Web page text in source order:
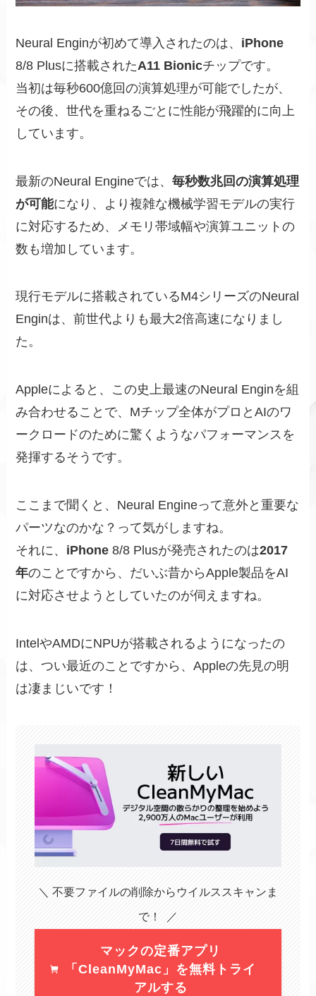
Neural Enginが初めて導入されたのは、 iPhone
8/8 Plusに搭載されたA11 Bionicチップです。
当初は毎秒600億回の演算処理が可能でしたが、
その後、世代を重ねるごとに性能が飛躍的に向上
しています。
最新のNeural Engineでは、毎秒数兆回の演算処理
が可能になり、より複雑な機械学習モデルの実行
に対応するため、メモリ帯域幅や演算ユニットの
数も増加しています。
現行モデルに搭載されているM4シリーズのNeural
Enginは、前世代よりも最大2倍高速になりまし
た。
Appleによると、この史上最速のNeural Enginを組
み合わせることで、Mチップ全体がプロとAIのワ
ークロードのために驚くようなパフォーマンスを
発揮するそうです。
ここまで聞くと、Neural Engineって意外と重要な
パーツなのかな？って気がしますね。
それに、 iPhone 8/8 Plusが発売されたのは2017
年のことですから、だいぶ昔からApple製品をAI
に対応させようとしていたのが伺えますね。
IntelやAMDにNPUが搭載されるようになったの
は、つい最近のことですから、Appleの先見の明
は凄まじいです！
＼ 不要ファイルの削除からウイルススキャンま
で！ ／
マックの定番アプリ
「CleanMyMac」を無料トライ
アルする